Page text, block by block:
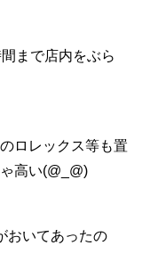
まで店内をぶら
ロレックス等も置
高い(@_@)
おいてあったの